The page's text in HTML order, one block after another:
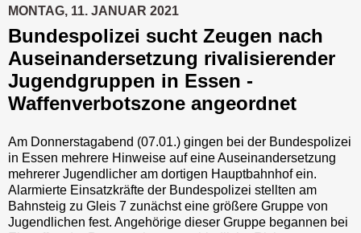
MONTAG, 11. JANUAR 2021
Bundespolizei sucht Zeugen nach
Auseinandersetzung rivalisierender
Jugendgruppen in Essen -
Waffenverbotszone angeordnet
Am Donnerstagabend (07.01.) gingen bei der Bundespolizei
in Essen mehrere Hinweise auf eine Auseinandersetzung
mehrerer Jugendlicher am dortigen Hauptbahnhof ein.
Alarmierte Einsatzkräfte der Bundespolizei stellten am
Bahnsteig zu Gleis 7 zunächst eine größere Gruppe von
Jugendlichen fest. Angehörige dieser Gruppe begannen bei